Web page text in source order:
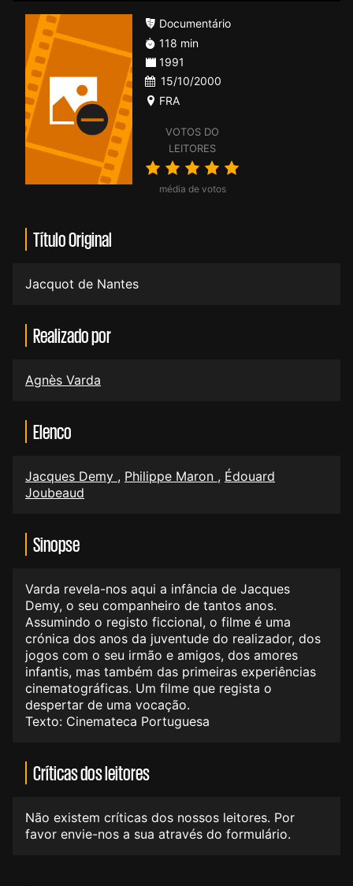
VOTOS DO
LEITORES
média de votos
Documentário
118 min
1991
15/10/2000
FRA
Título Original
Jacquot de Nantes
Realizado por
Agnès Varda
Elenco
Jacques Demy , Philippe Maron , Édouard
Joubeaud
Sinopse
Varda revela-nos aqui a infância de Jacques
Demy, o seu companheiro de tantos anos.
Assumindo o registo ficcional, o filme é uma
crónica dos anos da juventude do realizador, dos
jogos com o seu irmão e amigos, dos amores
infantis, mas também das primeiras experiências
cinematográficas. Um filme que regista o
despertar de uma vocação.
Texto: Cinemateca Portuguesa
Críticas dos leitores
Não existem críticas dos nossos leitores. Por
favor envie-nos a sua através do formulário.